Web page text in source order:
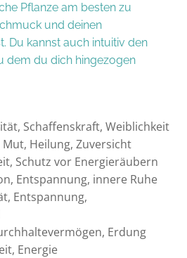
Pflanze am besten zu
und deinen
Du kannst auch intuitiv den
dem du dich hingezogen
Schaffenskraft, Weiblichkeit
Mut, Heilung, Zuversicht
Schutz vor Energieräubern
Entspannung, innere Ruhe
Entspannung,
Erdung
Energie